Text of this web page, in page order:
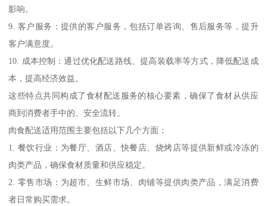
影响。
9. 客户服务：提供的客户服务，包括订单咨询、售后服务等，提升
客户满意度。
10. 成本控制：通过优化配送路线、提高装载率等方式，降低配送成
本，提高经济效益。
这些特点共同构成了食材配送服务的核心要素，确保了食材从供应
商到消费者手中的、安全流转。
肉食配送适用范围主要包括以下几个方面：
1. 餐饮行业：为餐厅、酒店、快餐店、烧烤店等提供新鲜或冷冻的
肉类产品，确保食材质量和供应稳定。
2. 零售市场：为超市、生鲜市场、肉铺等提供肉类产品，满足消费
者日常购买需求。